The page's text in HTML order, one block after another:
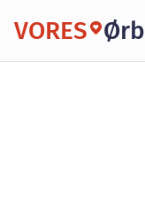
VORES